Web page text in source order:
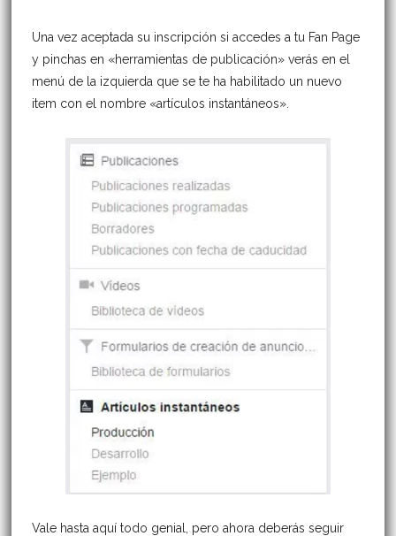
Una vez aceptada su inscripción si accedes a tu Fan Page
y pinchas en «herramientas de publicación» verás en el
menú de la izquierda que se te ha habilitado un nuevo
item con el nombre «artículos instantáneos».
Vale hasta aquí todo genial, pero ahora deberás seguir